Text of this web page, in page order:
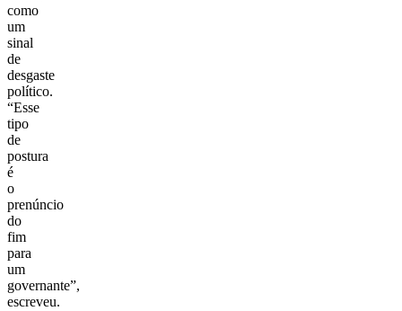
como
um
sinal
de
desgaste
político.
“Esse
tipo
de
postura
é
o
prenúncio
do
fim
para
um
governante”,
escreveu.